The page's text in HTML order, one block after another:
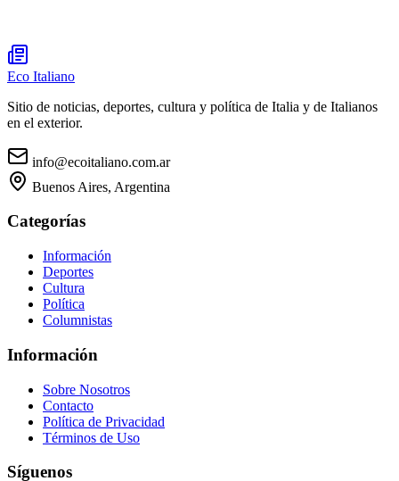
Eco Italiano
Sitio de noticias, deportes, cultura y política de Italia y de Italianos
en el exterior.
info@ecoitaliano.com.ar
Buenos Aires, Argentina
Categorías
Información
Deportes
Cultura
Política
Columnistas
Información
Sobre Nosotros
Contacto
Política de Privacidad
Términos de Uso
Síguenos